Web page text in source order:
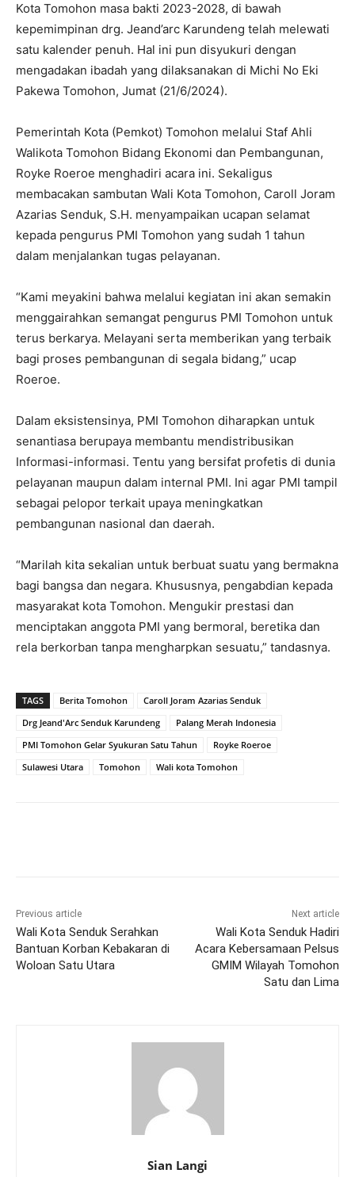
Kota Tomohon masa bakti 2023-2028, di bawah
kepemimpinan drg. Jeand’arc Karundeng telah melewati
satu kalender penuh. Hal ini pun disyukuri dengan
mengadakan ibadah yang dilaksanakan di Michi No Eki
Pakewa Tomohon, Jumat (21/6/2024).
Pemerintah Kota (Pemkot) Tomohon melalui Staf Ahli
Walikota Tomohon Bidang Ekonomi dan Pembangunan,
Royke Roeroe menghadiri acara ini. Sekaligus
membacakan sambutan Wali Kota Tomohon, Caroll Joram
Azarias Senduk, S.H. menyampaikan ucapan selamat
kepada pengurus PMI Tomohon yang sudah 1 tahun
dalam menjalankan tugas pelayanan.
“Kami meyakini bahwa melalui kegiatan ini akan semakin
menggairahkan semangat pengurus PMI Tomohon untuk
terus berkarya. Melayani serta memberikan yang terbaik
bagi proses pembangunan di segala bidang,” ucap
Roeroe.
Dalam eksistensinya, PMI Tomohon diharapkan untuk
senantiasa berupaya membantu mendistribusikan
Informasi-informasi. Tentu yang bersifat profetis di dunia
pelayanan maupun dalam internal PMI. Ini agar PMI tampil
sebagai pelopor terkait upaya meningkatkan
pembangunan nasional dan daerah.
“Marilah kita sekalian untuk berbuat suatu yang bermakna
bagi bangsa dan negara. Khususnya, pengabdian kepada
masyarakat kota Tomohon. Mengukir prestasi dan
menciptakan anggota PMI yang bermoral, beretika dan
rela berkorban tanpa mengharpkan sesuatu,” tandasnya.
TAGS Berita Tomohon
Caroll Joram Azarias Senduk
Drg Jeand'Arc Senduk Karundeng
Palang Merah Indonesia
PMI Tomohon Gelar Syukuran Satu Tahun
Royke Roeroe
Sulawesi Utara
Tomohon Wali kota Tomohon
Previous article
Wali Kota Senduk Serahkan
Bantuan Korban Kebakaran di
Woloan Satu Utara
Next article
Wali Kota Senduk Hadiri
Acara Kebersamaan Pelsus
GMIM Wilayah Tomohon
Satu dan Lima
Sian Langi